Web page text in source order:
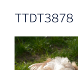
TTDT3878